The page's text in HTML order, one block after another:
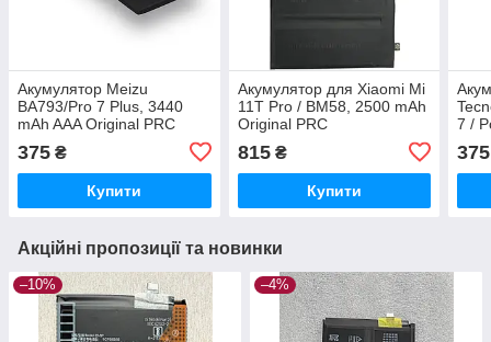
Акумулятор Meizu
BA793/Pro 7 Plus, 3440
mAh AAA Original PRC
375 ₴
Купити
Акумулятор для Xiaomi Mi
11T Pro / BM58, 2500 mAh
Original PRC
815₴
Купити
7 /
375
Акційні пропозиції та новинки
–10% –4%